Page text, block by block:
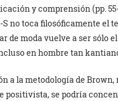
y comprensión (pp.
no toca filosóficamente el
de moda vuelve a ser sólo
en hombre tan
a la metodología de Brown,
positivista, se podría